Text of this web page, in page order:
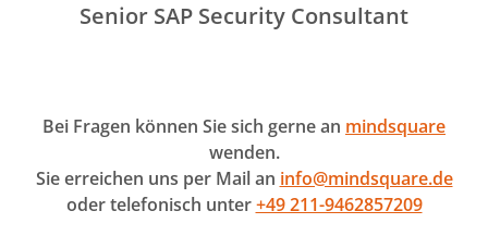
Senior SAP Security Consultant
Bei Fragen können Sie sich gerne an mindsquare
wenden.
Sie erreichen uns per Mail an info@mindsquare.de
oder telefonisch unter+49 211-9462857209